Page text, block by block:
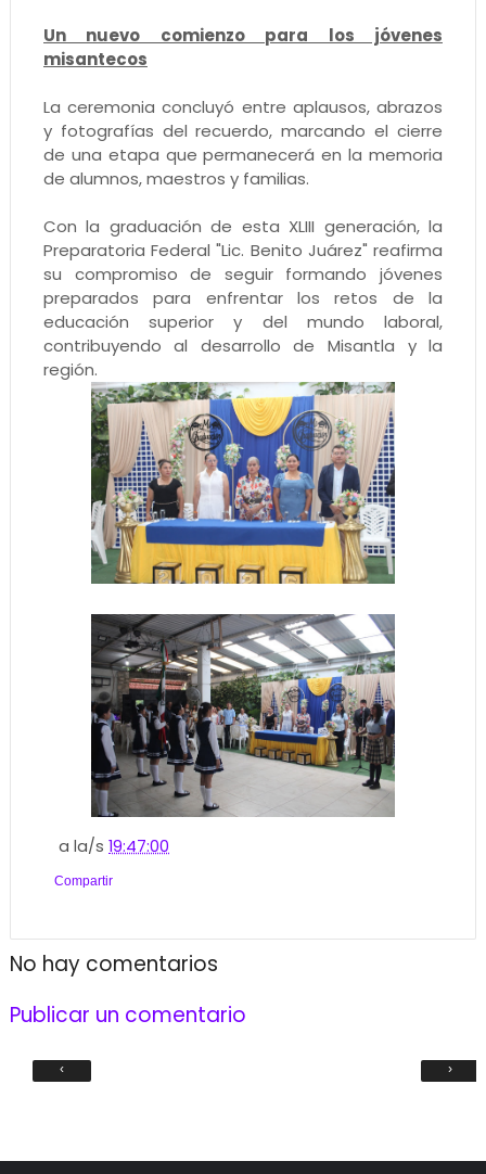
Un nuevo comienzo para los jóvenes
misantecos
La ceremonia concluyó entre aplausos, abrazos
y fotografías del recuerdo, marcando el cierre
de una etapa que permanecerá en la memoria
de alumnos, maestros y familias.
Con la graduación de esta XLIII generación, la
Preparatoria Federal "Lic. Benito Juárez" reafirma
su compromiso de seguir formando jóvenes
preparados para enfrentar los retos de la
educación superior y del mundo laboral,
contribuyendo al desarrollo de Misantla y la
región.
a la/s19:47:00
Compartir
No hay comentarios
Publicar un comentario
‹ ›